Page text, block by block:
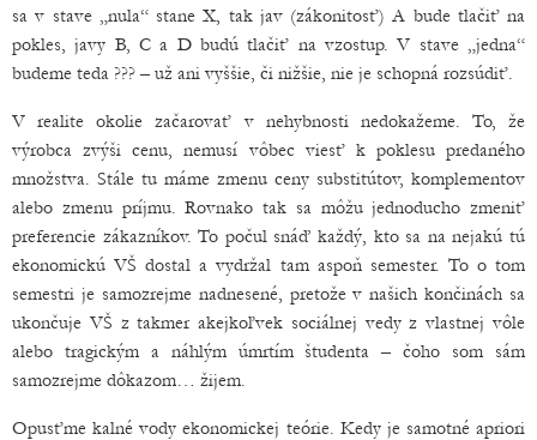
sa v stave „nula“ stane X, tak jav (zákonitosť) A bude tlačiť na
pokles, javy B, C a D budú tlačiť na vzostup. V stave „jedna“
budeme teda ??? – už ani vyššie, či nižšie, nie je schopná rozsúdiť.
V realite okolie začarovať v nehybnosti nedokažeme. To, že
výrobca zvýši cenu, nemusí vôbec viesť k poklesu predaného
množstva. Stále tu máme zmenu ceny substitútov, komplementov
alebo zmenu príjmu. Rovnako tak sa môžu jednoducho zmeniť
preferencie zákazníkov. To počul snáď každý, kto sa na nejakú tú
ekonomickú VŠ dostal a vydržal tam aspoň semester. To o tom
semestri je samozrejme nadnesené, pretože v našich končinách sa
ukončuje VŠ z takmer akejkoľvek sociálnej vedy z vlastnej vôle
alebo tragickým a náhlým úmrtím študenta – čoho som sám
samozrejme dôkazom… žijem.
Opusťme kalné vody ekonomickej teórie. Kedy je samotné apriori